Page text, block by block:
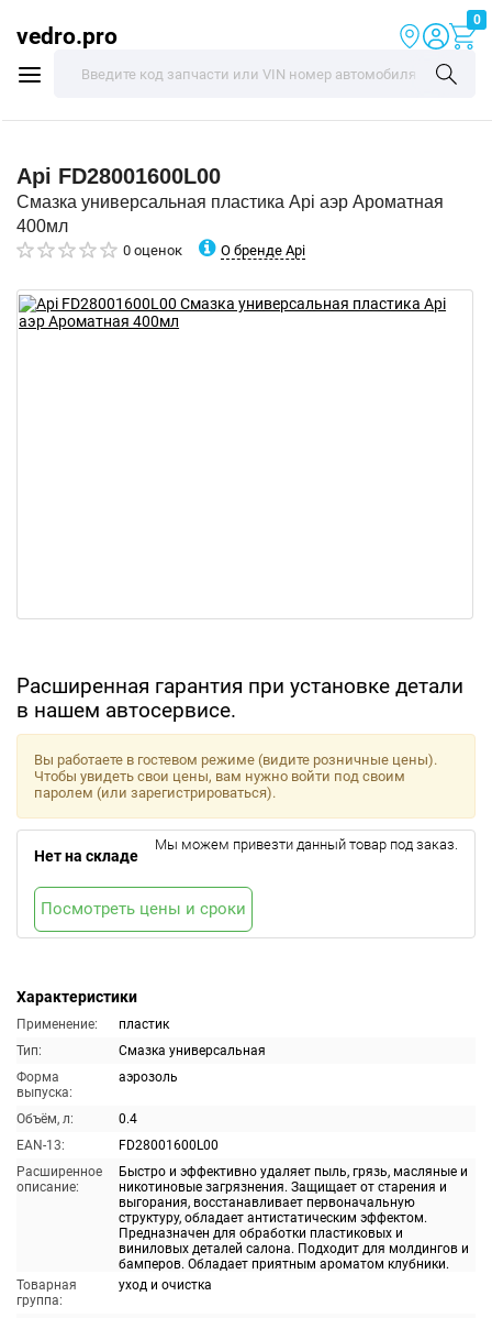
vedro.pro
0
Api FD28001600L00
Смазка универсальная пластика Api аэр Ароматная
400мл
0 оценок О бренде Api
Расширенная гарантия при установке детали
в нашем автосервисе.
Характеристики
Применение:
пластик
Тип:
Смазка универсальная
Форма
выпуска:
аэрозоль
Объём, л:
0.4
EAN-13:
FD28001600L00
Расширенное
описание:
Быстро и эффективно удаляет пыль, грязь, масляные и
никотиновые загрязнения. Защищает от старения и
выгорания, восстанавливает первоначальную
структуру, обладает антистатическим эффектом.
Предназначен для обработки пластиковых и
виниловых деталей салона. Подходит для молдингов и
бамперов. Обладает приятным ароматом клубники.
Товарная
группа:
уход и очистка
Вы работаете в гостевом режиме (видите розничные цены).
Чтобы увидеть свои цены, вам нужно войти под своим
паролем (или зарегистрироваться).
Нет на складе
Мы можем привезти данный товар под заказ.
Посмотреть цены и сроки